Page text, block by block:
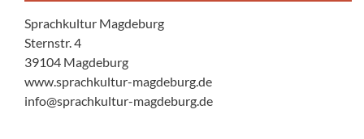
Sprachkultur Magdeburg
Sternstr. 4
39104 Magdeburg
www.sprachkultur-magdeburg.de
info@sprachkultur-magdeburg.de